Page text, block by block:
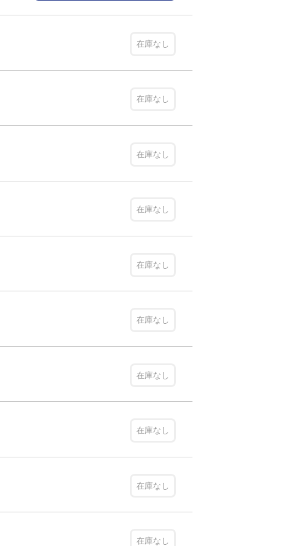
在庫なし
在庫なし
在庫なし
在庫なし
在庫なし
在庫なし
在庫なし
在庫なし
在庫なし
在庫なし